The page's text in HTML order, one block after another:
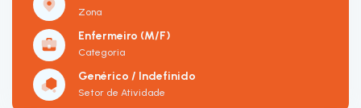
Zona
Enfermeiro (M/F)
Categoria
Genérico / Indefinido
Setor de Atividade